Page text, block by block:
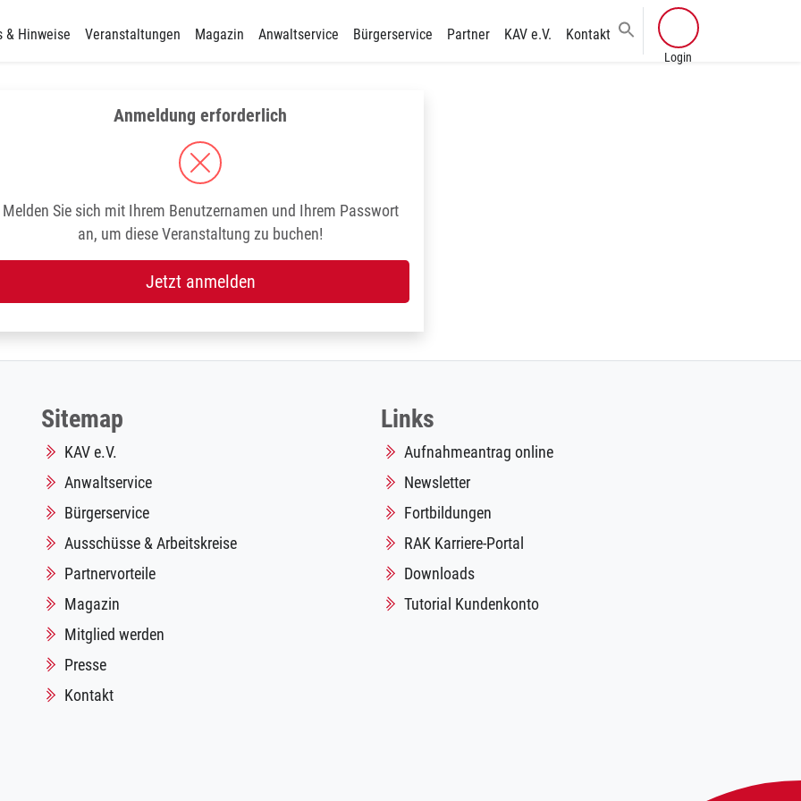
& Hinweise Veranstaltungen Magazin Anwaltservice Bürgerservice Partner KAV e.V. Kontakt
Anmeldung erforderlich
Melden Sie sich mit Ihrem Benutzernamen und Ihrem Passwort
an, um diese Veranstaltung zu buchen!
Jetzt anmelden
Sitemap
KAV e.V.
Anwaltservice
Bürgerservice
Ausschüsse & Arbeitskreise
Partnervorteile
Magazin
Mitglied werden
Presse
Kontakt
Links
Aufnahmeantrag online
Newsletter
Fortbildungen
RAK Karriere-Portal
Downloads
Tutorial Kundenkonto